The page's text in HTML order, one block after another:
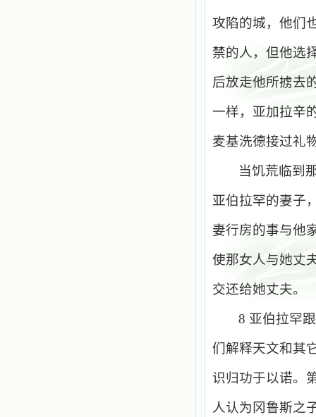
攻陷的城，他们
禁的人，但他选
后放走他所掳去
一样，亚加拉辛
麦基洗德接过礼
当饥荒临到
亚伯拉罕的妻子
妻行房的事与他
使那女人与她丈
交还给她丈夫。
8 亚伯拉罕
们解释天文和其
识归功于以诺。
人认为冈鲁斯之